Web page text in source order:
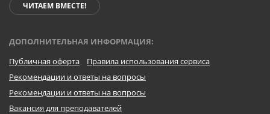
ЧИТАЕМ ВМЕСТЕ!
ДОПОЛНИТЕЛЬНАЯ ИНФОРМАЦИЯ:
Публичная оферта
Правила использования сервиса
Рекомендации и ответы на вопросы
Рекомендации и ответы на вопросы
Вакансия для преподавателей